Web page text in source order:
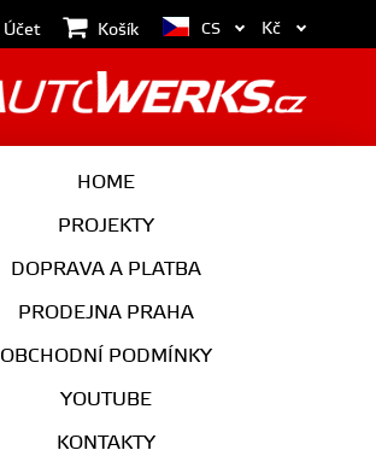
Účet Košík
HOME
PROJEKTY
DOPRAVA A PLATBA
PRODEJNA PRAHA
OBCHODNÍ PODMÍNKY
YOUTUBE
KONTAKTY
CS Kč
VÝFUK